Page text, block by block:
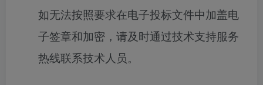
如无法按照要求在电子投标文件中加盖电
子签章和加密，请及时通过技术支持服务
热线联系技术人员。